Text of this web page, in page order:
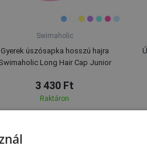
Swimaholic
Gyerek úszósapka hosszú hajra
Long Hair Cap Junior
3 430 Ft
Raktáron